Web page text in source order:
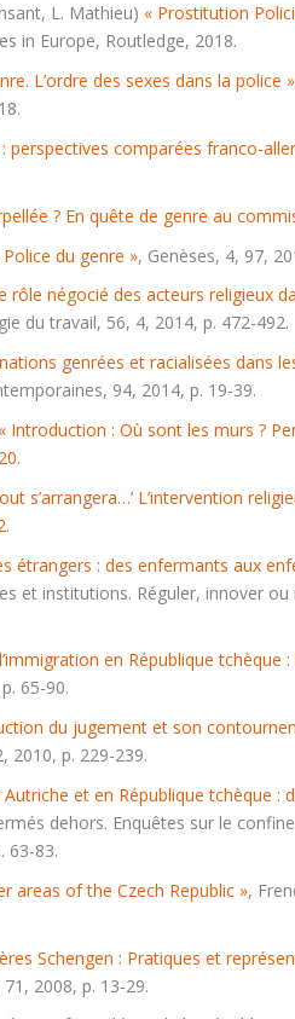
L. Mathieu) « Prostitution
in Europe, Routledge, 2018.
L’ordre des sexes dans la police »
perspectives comparées franco-
? En quête de genre au
du genre », Genèses, 4, 97,
rôle négocié des acteurs religieux
du travail, 56, 4, 2014, p. 472-492.
genrées et racialisées dans
, 94, 2014, p. 19-39.
« Introduction : Où sont les murs ?
s’arrangera…’ L’intervention
étrangers : des enfermants aux
et institutions. Réguler, innover ou
en République tchèque
65-90.
du jugement et son
2010, p. 229-239.
et en République tchèque
dehors. Enquêtes sur le
63-83.
areas of the Czech Republic »,
Schengen : Pratiques et
71, 2008, p. 13-29.